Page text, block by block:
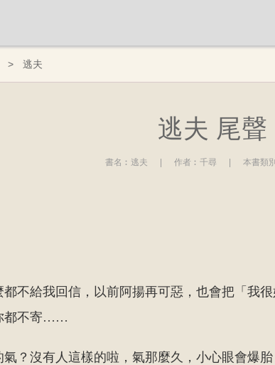
逃夫
逃夫 尾聲
書名︰ 逃夫 作者︰ 千尋 本書類
不給我回信，以前阿揚再可惡，也會把「我
都不寄……
？沒有人這樣的啦，氣那麼久，小心眼會爆